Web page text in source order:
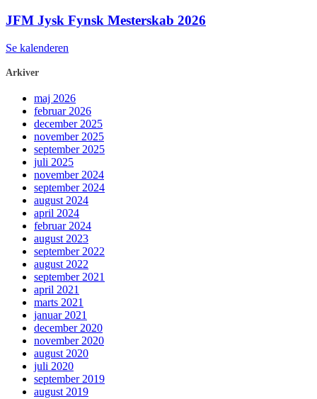
JFM Jysk Fynsk Mesterskab 2026
Se kalenderen
Arkiver
maj 2026
februar 2026
december 2025
november 2025
september 2025
juli 2025
november 2024
september 2024
august 2024
april 2024
februar 2024
august 2023
september 2022
august 2022
september 2021
april 2021
marts 2021
januar 2021
december 2020
november 2020
august 2020
juli 2020
september 2019
august 2019